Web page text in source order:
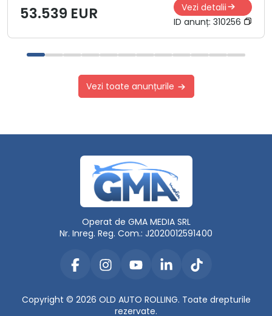
53.539 EUR
Vezi detalii
ID anunț: 310256
Vezi toate anunțurile
Operat de GMA MEDIA SRL
Nr. Inreg. Reg. Com.: J2020012591400
Copyright © 2026 OLD AUTO ROLLING. Toate drepturile
rezervate.